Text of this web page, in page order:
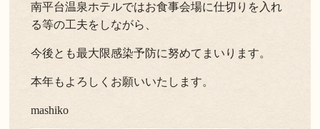
English
南平台温泉ホテルではお食事会場に仕切りを入れ
る等の工夫をしながら、
今後とも最大限感染予防に努めてまいります。
本年もよろしくお願いいたします。
mashiko